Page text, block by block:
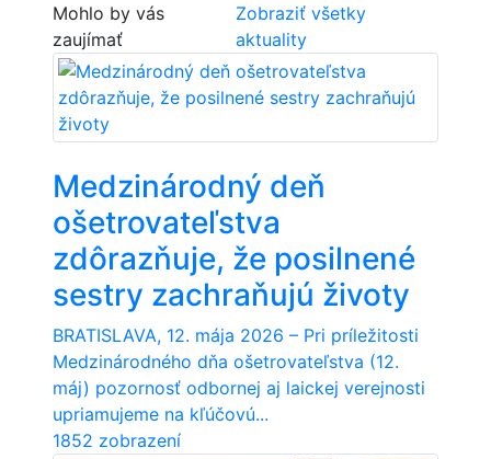
Mohlo by vás
zaujímať
Zobraziť všetky
aktuality
Medzinárodný deň
ošetrovateľstva
zdôrazňuje, že posilnené
sestry zachraňujú životy
BRATISLAVA, 12. mája 2026 – Pri príležitosti
Medzinárodného dňa ošetrovateľstva (12.
máj) pozornosť odbornej aj laickej verejnosti
upriamujeme na kľúčovú...
1852 zobrazení